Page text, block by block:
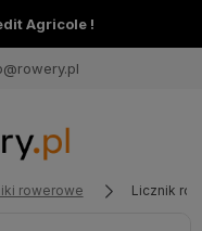
Agricole !
rowerowe Licznik